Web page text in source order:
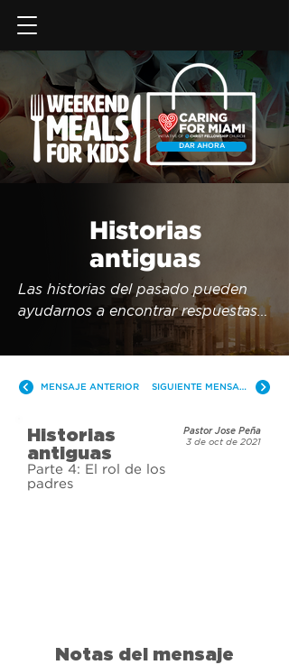
DAR AHORA
Historias
antiguas
Las historias del pasado pueden
ayudarnos a encontrar respuestas
para lograr relaciones saludables
hoy.
MENSAJE ANTERIOR SIGUIENTE MENSAJE
Historias
antiguas
Parte 4: El rol de los
padres
Pastor Jose Peña
3 de oct de 2021
Notas del mensaje